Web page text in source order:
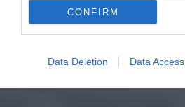
CONFIRM
Data Deletion Data Access